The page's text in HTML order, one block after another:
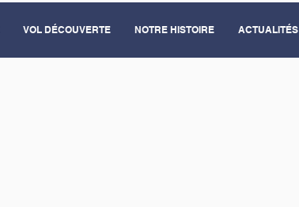
VOL DÉCOUVERTE NOTRE HISTOIRE ACTUALITÉS